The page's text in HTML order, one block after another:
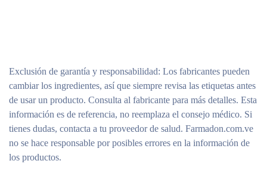
Exclusión de garantía y responsabilidad: Los fabricantes pueden
cambiar los ingredientes, así que siempre revisa las etiquetas antes
de usar un producto. Consulta al fabricante para más detalles. Esta
información es de referencia, no reemplaza el consejo médico. Si
tienes dudas, contacta a tu proveedor de salud. Farmadon.com.ve
no se hace responsable por posibles errores en la información de
los productos.